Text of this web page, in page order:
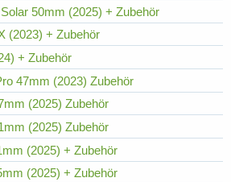
50mm (2025) + Zubehör
(2023) + Zubehör
+ Zubehör
47mm (2023) Zubehör
(2025) Zubehör
(2025) Zubehör
(2025) + Zubehör
(2025) + Zubehör